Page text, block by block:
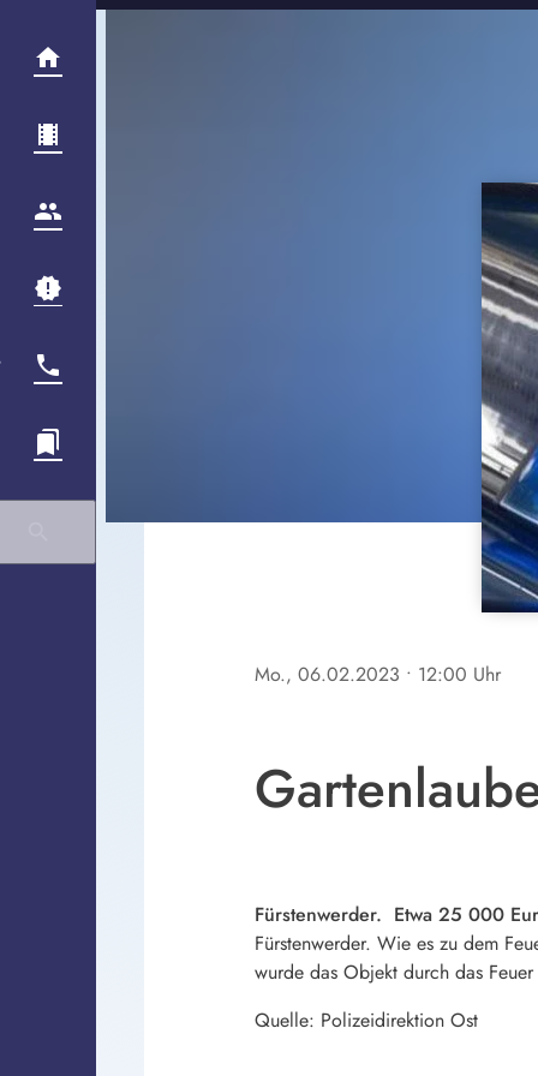
Mo., 06.02.2023 • 12:00 Uhr
Fürstenwerder. Etwa 25 000
Fürstenwerder. Wie es zu dem
wurde das Objekt durch das
Quelle: Polizeidirektion Ost